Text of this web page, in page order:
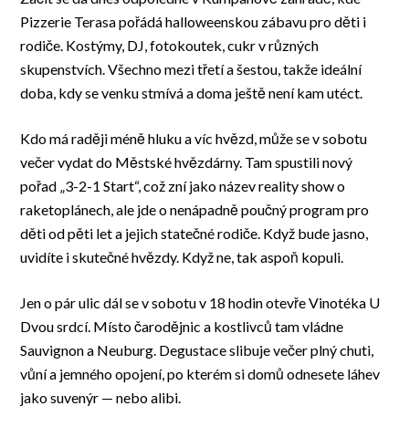
Pizzerie Terasa pořádá halloweenskou zábavu pro děti i
rodiče. Kostýmy, DJ, fotokoutek, cukr v různých
skupenstvích. Všechno mezi třetí a šestou, takže ideální
doba, kdy se venku stmívá a doma ještě není kam utéct.
Kdo má raději méně hluku a víc hvězd, může se v sobotu
večer vydat do Městské hvězdárny. Tam spustili nový
pořad „3-2-1 Start“, což zní jako název reality show o
raketoplánech, ale jde o nenápadně poučný program pro
děti od pěti let a jejich statečné rodiče. Když bude jasno,
uvidíte i skutečné hvězdy. Když ne, tak aspoň kopuli.
Jen o pár ulic dál se v sobotu v 18 hodin otevře Vinotéka U
Dvou srdcí. Místo čarodějnic a kostlivců tam vládne
Sauvignon a Neuburg. Degustace slibuje večer plný chuti,
vůní a jemného opojení, po kterém si domů odnesete láhev
jako suvenýr — nebo alibi.